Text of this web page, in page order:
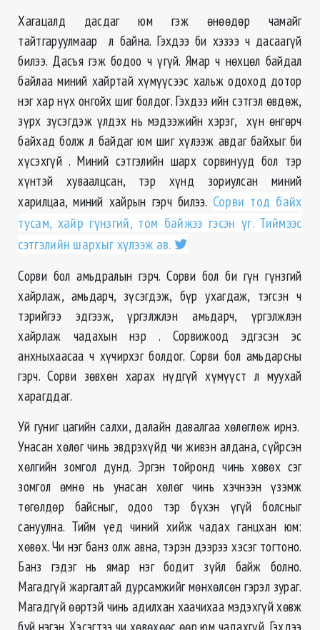
Хагацалд дасдаг юм гэж өнөөдөр чамайг
тайтгаруулмаар л байна. Гэхдээ би хэзээ ч дасаагүй
билээ. Дасъя гэж бодоо ч үгүй. Ямар ч нөхцөл байдал
байлаа миний хайртай хүмүүсээс хальж одоход дотор
нэг хар нүх онгойх шиг болдог. Гэхдээ ийн сэтгэл өвдөж,
зүрх зүсэгдэж үлдэх нь мэдээжийн хэрэг, хүн өнгөрч
байхад болж л байдаг юм шиг хүлээж авдаг байхыг би
хүсэхгүй . Миний сэтгэлийн шарх сорвинууд бол тэр
хүнтэй хуваалцсан, тэр хүнд зориулсан миний
харилцаа, миний хайрын гэрч билээ. Сорви тод байх
тусам, хайр гүнзгий, том байжээ гэсэн үг. Тиймээс
сэтгэлийн шархыг хүлээж ав.
Сорви бол амьдралын гэрч. Сорви бол би гүн гүнзгий
хайрлаж, амьдарч, зүсэгдэж, бүр ухагдаж, тэгсэн ч
тэрийгээ эдгээж, үргэлжлэн амьдарч, үргэлжлэн
хайрлаж чадахын нэр . Сорвижоод эдгэсэн эс
анхныхаасаа ч хүчирхэг болдог. Сорви бол амьдарсны
гэрч. Сорви зөвхөн харах нүдгүй хүмүүст л муухай
харагддаг.
Уй гуниг цагийн салхи, далайн давалгаа хөлөглөж ирнэ.
Унасан хөлөг чинь эвдрэхүйд чи живэн алдана, сүйрсэн
хөлгийн зомгол дунд. Эргэн тойронд чинь хөвөх сэг
зомгол өмнө нь унасан хөлөг чинь хэчнээн үзэмж
төгөлдөр байсныг, одоо тэр бүхэн үгүй болсныг
сануулна. Тийм үед чиний хийж чадах ганцхан юм:
хөвөх. Чи нэг банз олж авна, тэрэн дээрээ хэсэг тогтоно.
Банз гэдэг нь ямар нэг бодит зүйл байж болно.
Магадгүй жаргалтай дурсамжийг мөнхөлсөн гэрэл зураг.
Магадгүй өөртэй чинь адилхан хаачихаа мэдэхгүй хөвж
буй нэгэн. Хэсэгтээ чи хөвөхөөс өөр юм чадахгүй. Гэхдээ